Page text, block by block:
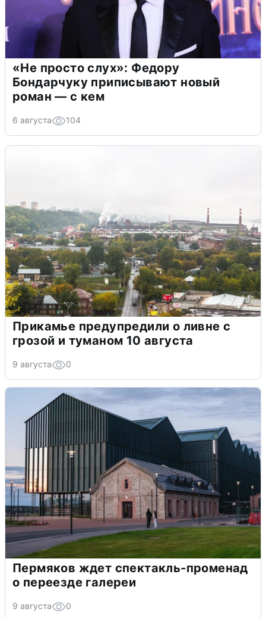
«Не просто слух»: Федору
Бондарчуку приписывают новый
роман — с кем
6 августа 104
Прикамье предупредили о ливне с
грозой и туманом 10 августа
9 августа 0
Пермяков ждет спектакль-променад
о переезде галереи
9 августа 0